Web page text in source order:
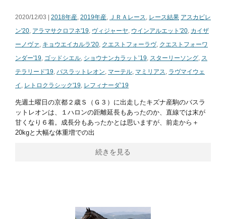
2020/12/03 | 2018年産, 2019年産, ＪＲＡレース, レース結果 アスカビレ
ン'20, アラマサクロフネ'19, ヴィジャーヤ, ウインアルエット'20, カイザ
ーノヴァ, キョウエイカルラ'20, クエストフォーラヴ, クエストフォーワ
ンダー'19, ゴッドシエル, ショウナンカラット’19, スターリーソング, ス
テラリード'19, バスラットレオン, マーテル, マミリアス, ラヴマイウェ
イ , レトロクラシック'19, レフィナーダ’19
先週土曜日の京都２歳Ｓ（Ｇ３）に出走したキズナ産駒のバスラ
ットレオンは、１ハロンの距離延長もあったのか、直線では末が
甘くなり６着。成長分もあったかとは思いますが、前走から＋
20kgと大幅な体重増での出
続きを見る